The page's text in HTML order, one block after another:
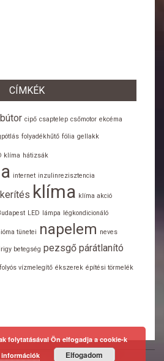
CÍMKÉK
bútor cipő csaptelep csőmotor ekcéma
folyadékhűtő fólia gellakk
klíma hátizsák
internet inzulinrezisztencia
kerítés klíma klíma akció
LED lámpa légkondicionáló
tünetei napelem neves
betegség pezsgő párátlanító
vízmelegítő ékszerek építési törmelék
folytatásával Ön elfogadja a cookie-k
információk Elfogadom